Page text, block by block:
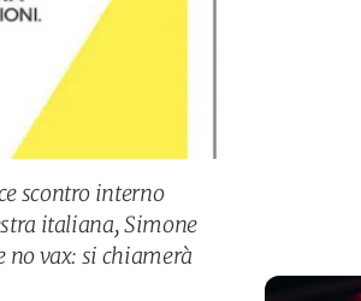
scontro interno
italiana, Simone
no vax: si chiamerà